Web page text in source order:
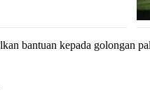
bantuan kepada golongan